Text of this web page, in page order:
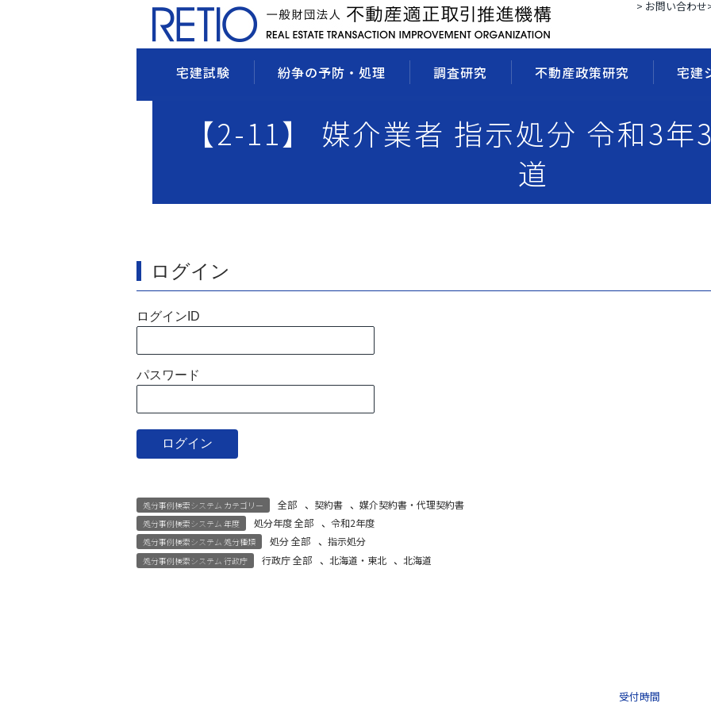
> お問い合わせ
宅建試験 紛争の予防・処理 調査研究 不動産政策研究 宅建
【2-11】 媒介業者 指示処分 令和3
道
ログイン
ログインID
パスワード
処分事例検索システム カテゴリー 全部 、 契約書 、媒介契約書・代理契約書
処分事例検索システム 年度 処分年度 全部 、 令和2年度
処分事例検索システム 処分種類 処分 全部 、 指示処分
処分事例検索システム 行政庁 行政庁 全部 、 北海道・東北 、北海道
受付時間